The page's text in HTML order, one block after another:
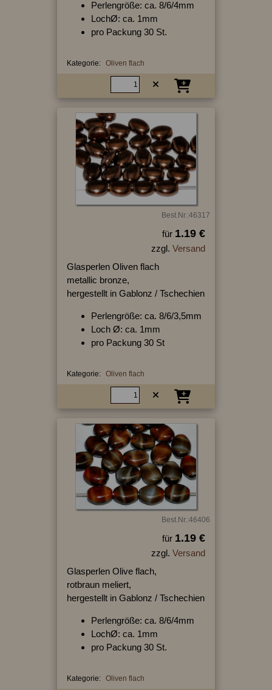
Perlengröße: ca. 8/6/4mm
LochØ: ca. 1mm
pro Packung 30 St.
Kategorie: Oliven flach
Best.Nr.:46317
für 1.19 €
zzgl. Versand
Glasperlen Oliven flach
metallic bronze,
hergestellt in Gablonz / Tschechien
Perlengröße: ca. 8/6/3,5mm
Loch Ø: ca. 1mm
pro Packung 30 St
Kategorie: Oliven flach
Best.Nr.:46406
für 1.19 €
zzgl. Versand
Glasperlen Olive flach,
rotbraun meliert,
hergestellt in Gablonz / Tschechien
Perlengröße: ca. 8/6/4mm
LochØ: ca. 1mm
pro Packung 30 St.
Kategorie: Oliven flach